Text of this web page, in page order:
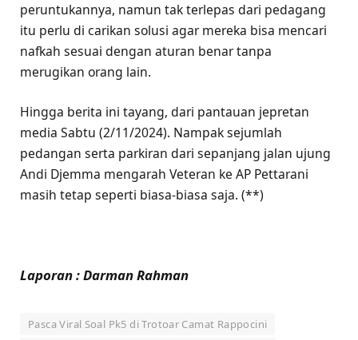
peruntukannya, namun tak terlepas dari pedagang
itu perlu di carikan solusi agar mereka bisa mencari
nafkah sesuai dengan aturan benar tanpa
merugikan orang lain.
Hingga berita ini tayang, dari pantauan jepretan
media Sabtu (2/11/2024). Nampak sejumlah
pedangan serta parkiran dari sepanjang jalan ujung
Andi Djemma mengarah Veteran ke AP Pettarani
masih tetap seperti biasa-biasa saja. (**)
Laporan : Darman Rahman
Pasca Viral Soal Pk5 di Trotoar Camat Rappocini